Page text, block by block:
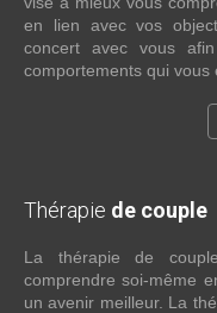
en lien avec vos
concert avec vous
comportements qui vous
Thérapie de couple
La thérapie de
comprendre soi-même
un avenir meilleur. La